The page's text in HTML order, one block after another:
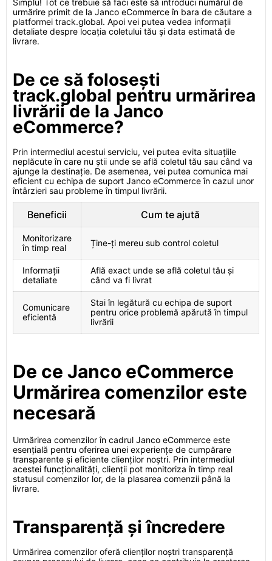
Simplu! Tot ce trebuie să faci este să introduci numărul de
urmărire primit de la Janco eCommerce în bara de căutare a
platformei track.global. Apoi vei putea vedea informații
detaliate despre locația coletului tău și data estimată de
livrare.
De ce să folosești
track.global pentru urmărirea
livrării de la Janco
eCommerce?
Prin intermediul acestui serviciu, vei putea evita situațiile
neplăcute în care nu știi unde se află coletul tău sau când va
ajunge la destinație. De asemenea, vei putea comunica mai
eficient cu echipa de suport Janco eCommerce în cazul unor
întârzieri sau probleme în timpul livrării.
Beneficii Cum te ajută
Monitorizare
în timp real
Ține-ți mereu sub control coletul
Informații
detaliate
Află exact unde se află coletul tău și
când va fi livrat
Comunicare
eficientă
Stai în legătură cu echipa de suport
pentru orice problemă apărută în timpul
livrării
De ce Janco eCommerce
Urmărirea comenzilor este
necesară
Urmărirea comenzilor în cadrul Janco eCommerce este
esențială pentru oferirea unei experiențe de cumpărare
transparente și eficiente clienților noștri. Prin intermediul
acestei funcționalități, clienții pot monitoriza în timp real
statusul comenzilor lor, de la plasarea comenzii până la
livrare.
Transparență și încredere
Urmărirea comenzilor oferă clienților noștri transparență